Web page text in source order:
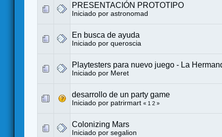
PRESENTACIÓN PROTOTIPO
Iniciado por astronomad
En busca de ayuda
Iniciado por queroscia
Playtesters para nuevo juego - La
Iniciado por Meret
desarrollo de un party game
Iniciado por patrirmart « 1 2 »
Colonizing Mars
Iniciado por segalion